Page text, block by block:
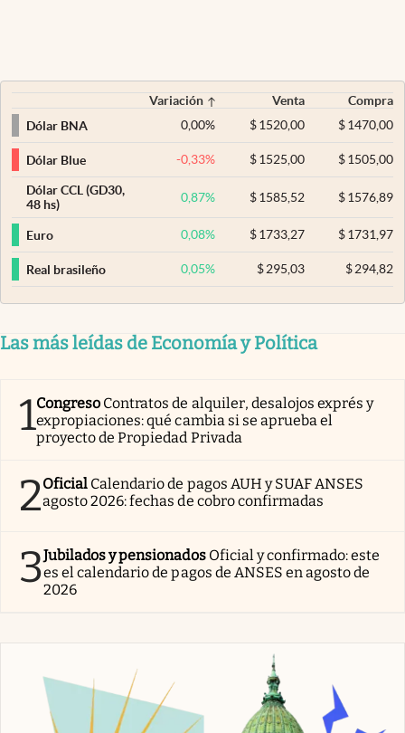
Variación Venta
Compra
Dólar BNA
0,00% $ 1520,00 $1470,00
Dólar Blue -0,33% $ 1525,00 $1505,00
Dólar CCL (GD30,
48 hs)
0,87% $ 1585,52 $1576,89
Euro 0,08% $ 1733,27 $1731,97
Real brasileño 0,05% $ 295,03 $294,82
Las más leídas de Economía y Política
1Congreso Contratos de alquiler, desalojos exprés y
expropiaciones: qué cambia si se aprueba el
proyecto de Propiedad Privada
2Oficial Calendario de pagos AUH y SUAF ANSES
agosto 2026: fechas de cobro confirmadas
3Jubilados y pensionados Oficial y confirmado: este
es el calendario de pagos de ANSES en agosto de
2026